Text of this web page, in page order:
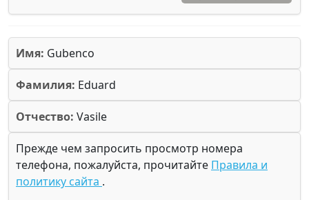
Имя: Gubenco
Фамилия: Eduard
Отчество: Vasile
Прежде чем запросить просмотр номера
телефона, пожалуйста, прочитайте Правила и
политику сайта .